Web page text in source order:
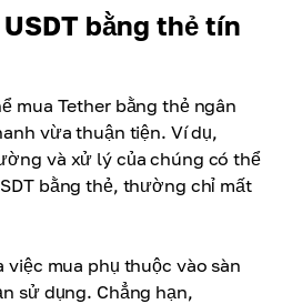
bằng thẻ tín
mua Tether bằng thẻ ngân
vừa thuận tiện. Ví dụ,
và xử lý của chúng có thể
bằng thẻ, thường chỉ mất
mua phụ thuộc vào sàn
sử dụng. Chẳng hạn,